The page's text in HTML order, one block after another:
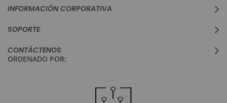
INFORMACIÓN CORPORATIVA
SOPORTE
CONTÁCTENOS
ORDENADO POR: